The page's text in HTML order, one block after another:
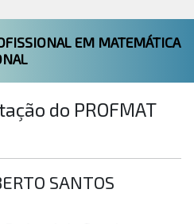
EM MATEMÁTICA
do PROFMAT
SANTOS